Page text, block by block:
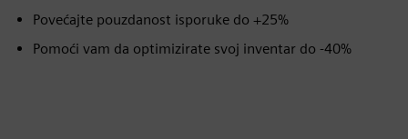
Povećajte pouzdanost isporuke do +25%
Pomoći vam da optimizirate svoj inventar do -40%